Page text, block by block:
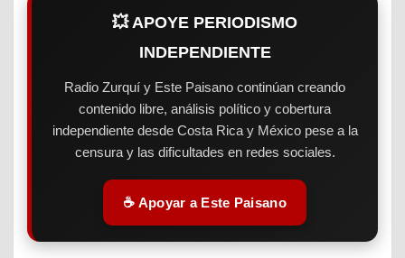
💥 APOYE PERIODISMO
INDEPENDIENTE
Radio Zurquí y Este Paisano continúan creando
contenido libre, análisis político y cobertura
independiente desde Costa Rica y México pese a la
censura y las dificultades en redes sociales.
☕ Apoyar a Este Paisano